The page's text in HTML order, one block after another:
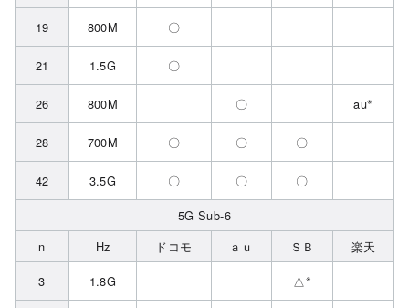
19 800M 〇
21 1.5G 〇
26 800M 〇 au※
28 700M 〇 〇 〇
42 3.5G 〇 〇
〇
5G Sub-6
n
Hz ドコモ ａｕ ＳＢ
楽天
3
1.8G △ ※